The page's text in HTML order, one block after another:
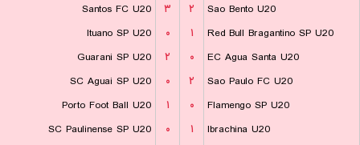
Santos FC U20
۳ ۲
Sao Bento U20
Ituano SP U20
۰ ۱
Red Bull Bragantino SP U20
Guarani SP U20
۲ ۰
EC Agua Santa U20
SC Aguai SP U20
۰ ۲
Sao Paulo FC U20
Porto Foot Ball U20
۱ ۰
Flamengo SP U20
SC Paulinense SP U20
۰ ۱
Ibrachina U20